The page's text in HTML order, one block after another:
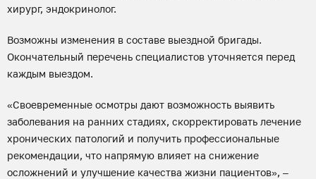
хирург, эндокринолог.
Возможны изменения в составе выездной бригады.
Окончательный перечень специалистов уточняется перед
каждым выездом.
«Своевременные осмотры дают возможность выявить
заболевания на ранних стадиях, скорректировать лечение
хронических патологий и получить профессиональные
рекомендации, что напрямую влияет на снижение
осложнений и улучшение качества жизни пациентов», –